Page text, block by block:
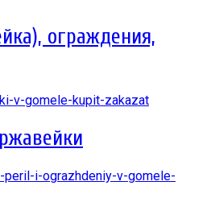
ограждения,